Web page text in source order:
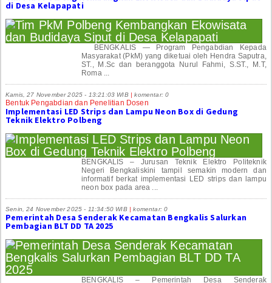
di Desa Kelapapati
BENGKALIS — Program Pengabdian Kepada
Masyarakat (PkM) yang diketuai oleh Hendra Saputra,
ST., M.Sc dan beranggota Nurul Fahmi, S.ST., M.T,
Roma ...
Kamis, 27 November 2025 - 13:21:03 WIB | komentar: 0
Bentuk Pengabdian dan Penelitian Dosen
Implementasi LED Strips dan Lampu Neon Box di Gedung
Teknik Elektro Polbeng
BENGKALIS – Jurusan Teknik Elektro Politeknik
Negeri Bengkaliskini tampil semakin modern dan
informatif berkat implementasi LED strips dan lampu
neon box pada area ...
Senin, 24 November 2025 - 11:34:50 WIB | komentar: 0
Pemerintah Desa Senderak Kecamatan Bengkalis Salurkan
Pembagian BLT DD TA 2025
BENGKALIS – Pemerintah Desa Senderak